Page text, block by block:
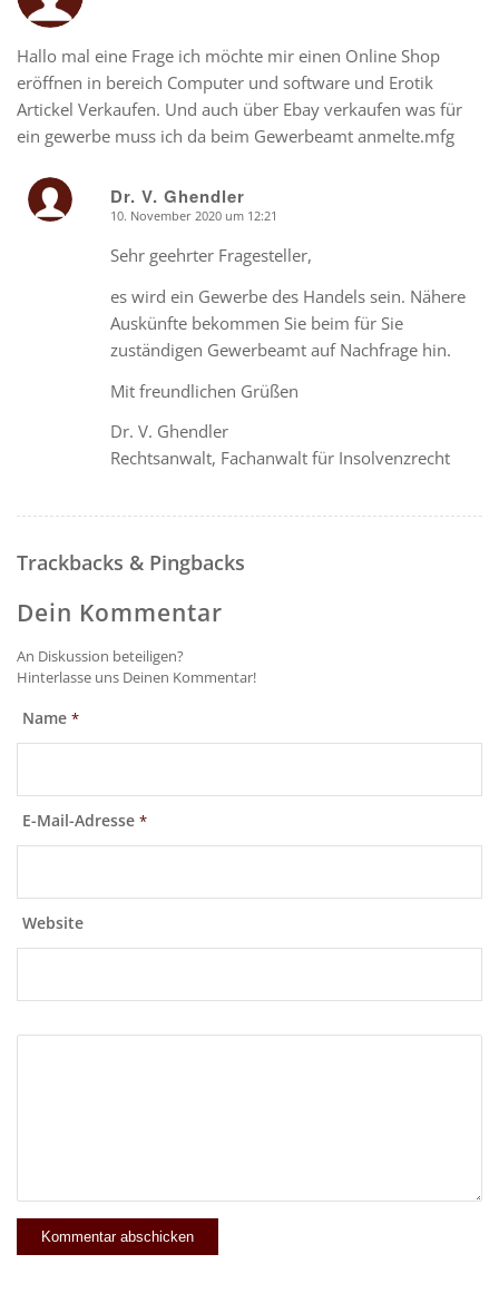
Hallo mal eine Frage ich möchte mir einen Online Shop
eröffnen in bereich Computer und software und Erotik
Artickel Verkaufen. Und auch über Ebay verkaufen was für
ein gewerbe muss ich da beim Gewerbeamt anmelte.mfg
Dr. V. Ghendler
10. November 2020 um 12:21
Sehr geehrter Fragesteller,
es wird ein Gewerbe des Handels sein. Nähere
Auskünfte bekommen Sie beim für Sie
zuständigen Gewerbeamt auf Nachfrage hin.
Mit freundlichen Grüßen
Dr. V. Ghendler
Rechtsanwalt, Fachanwalt für Insolvenzrecht
Trackbacks & Pingbacks
Dein Kommentar
An Diskussion beteiligen?
Hinterlasse uns Deinen Kommentar!
Name *
E-Mail-Adresse *
Website